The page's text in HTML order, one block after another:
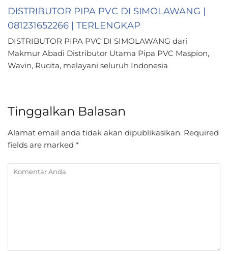
DISTRIBUTOR PIPA PVC DI SIMOLAWANG |
081231652266 | TERLENGKAP
DISTRIBUTOR PIPA PVC DI SIMOLAWANG dari
Makmur Abadi Distributor Utama Pipa PVC Maspion,
Wavin, Rucita, melayani seluruh Indonesia
Tinggalkan Balasan
Alamat email anda tidak akan dipublikasikan. Required
fields are marked *